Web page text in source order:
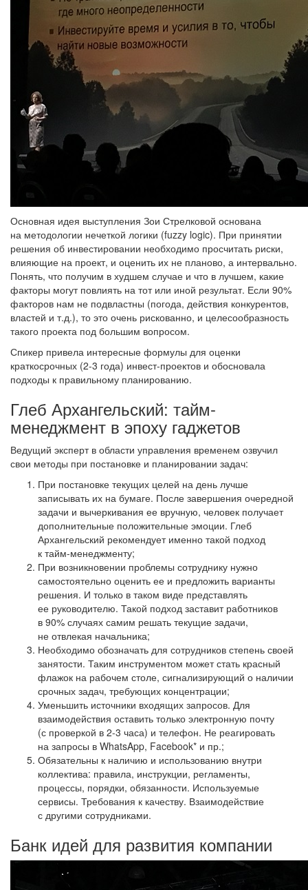
Основная идея выступления Зои Стрелковой основана
на методологии нечеткой логики (fuzzy logic). При принятии
решения об инвестировании необходимо просчитать риски,
влияющие на проект, и оценить их не планово, а интервально.
Понять, что получим в худшем случае и что в лучшем, какие
факторы могут повлиять на тот или иной результат. Если 90%
факторов нам не подвластны (погода, действия конкурентов,
властей и т.д.), то это очень рискованно, и целесообразность
такого проекта под большим вопросом.
Спикер привела интересные формулы для оценки
краткосрочных (2-3 года) инвест-проектов и обосновала
подходы к правильному планированию.
Глеб Архангельский: тайм-
менеджмент в эпоху гаджетов
Ведущий эксперт в области управления временем озвучил
свои методы при постановке и планировании задач:
При постановке текущих целей на день лучше
записывать их на бумаге. После завершения очередной
задачи и вычеркивания ее вручную, человек получает
дополнительные положительные эмоции. Глеб
Архангельский рекомендует именно такой подход
к тайм-менеджменту;
При возникновении проблемы сотруднику нужно
самостоятельно оценить ее и предложить варианты
решения. И только в таком виде представлять
ее руководителю. Такой подход заставит работников
в 90% случаях самим решать текущие задачи,
не отвлекая начальника;
Необходимо обозначать для сотрудников степень своей
занятости. Таким инструментом может стать красный
флажок на рабочем столе, сигнализирующий о наличии
срочных задач, требующих концентрации;
Уменьшить источники входящих запросов. Для
взаимодействия оставить только электронную почту
(с проверкой в 2-3 часа) и телефон. Не реагировать
на запросы в WhatsApp, Facebook* и пр.;
Обязательны к наличию и использованию внутри
коллектива: правила, инструкции, регламенты,
процессы, порядки, обязанности. Используемые
сервисы. Требования к качеству. Взаимодействие
с другими сотрудниками.
Банк идей для развития компании